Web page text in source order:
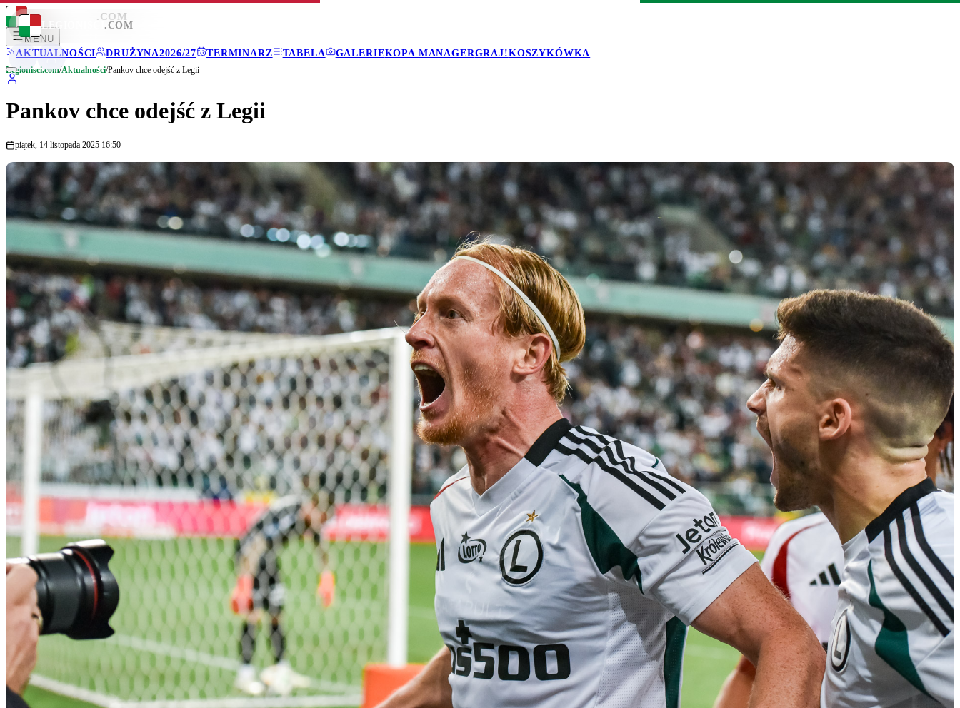
LEGIONISCI .COM
MENU
AKTUALNOŚCI
DRUŻYNA2026/27 TERMINARZ TABELA GALERIEKOPA MANAGERGRAJ!KOSZYKÓWKA
LEGIONISCI .COM
Legionisci.com/Aktualności/Pankov chce odejść z Legii
Pankov chce odejść z Legii
piątek, 14 listopada 2025 16:50